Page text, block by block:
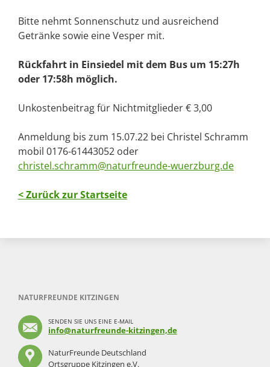
Bitte nehmt Sonnenschutz und ausreichend
Getränke sowie eine Vesper mit.
Rückfahrt in Einsiedel mit dem Bus um 15:27h
oder 17:58h möglich.
Unkostenbeitrag für Nichtmitglieder € 3,00
Anmeldung bis zum 15.07.22 bei Christel Schramm
mobil 0176-61443052 oder
christel.schramm@naturfreunde-wuerzburg.de
< Zurück zur Startseite
NATURFREUNDE KITZINGEN
SENDEN SIE UNS EINE E-MAIL
info@naturfreunde-kitzingen,de
NaturFreunde Deutschland
Ortsgruppe Kitzingen e.V.